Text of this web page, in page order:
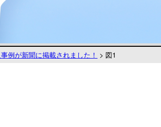
例が新聞に掲載されました！ > 図1